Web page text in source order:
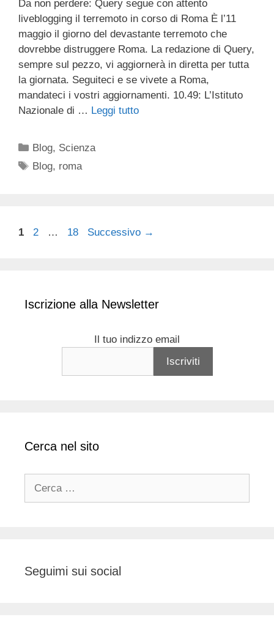
Da non perdere: Query segue con attento
liveblogging il terremoto in corso di Roma È l’11
maggio il giorno del devastante terremoto che
dovrebbe distruggere Roma. La redazione di Query,
sempre sul pezzo, vi aggiornerà in diretta per tutta
la giornata. Seguiteci e se vivete a Roma,
mandateci i vostri aggiornamenti. 10.49: L’Istituto
Nazionale di … Leggi tutto
Categorie
Blog, Scienza
Tag
Blog, roma
Pagina
1 Pagina
2 … Pagina
18 Successivo →
Iscrizione alla Newsletter
Il tuo indizzo email
Cerca nel sito
Seguimi sui social